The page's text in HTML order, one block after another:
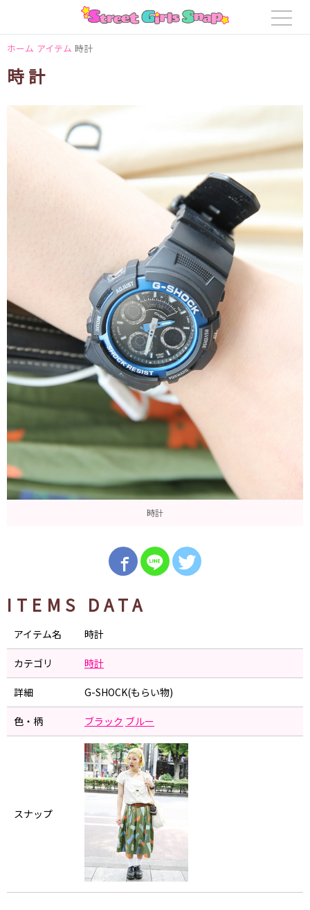
ホーム アイテム 時計
時計
時計
ITEMS DATA
アイテム名 時計
カテゴリ 時計
詳細 G-SHOCK(もらい物)
色・柄 ブラック ブルー
スナップ